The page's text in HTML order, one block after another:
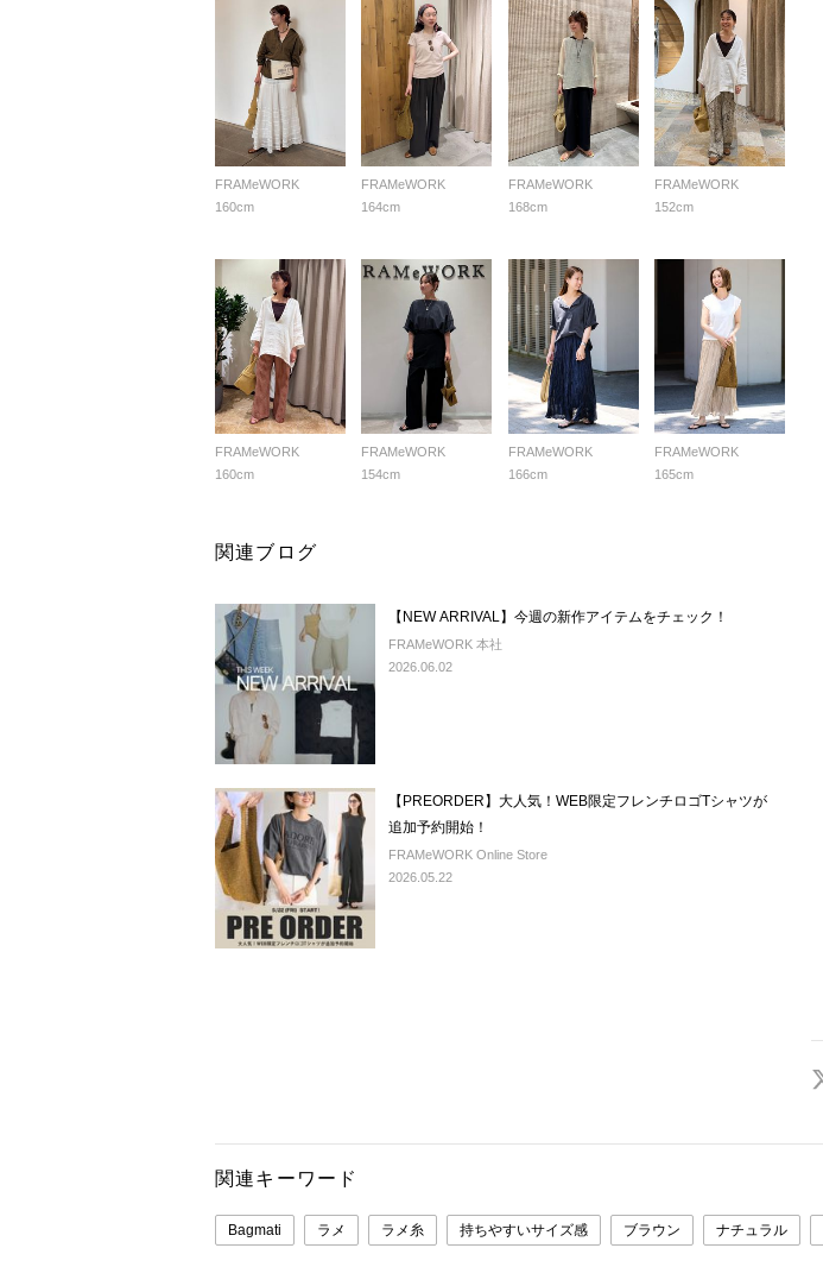
FRAMeWORK
160cm
FRAMeWORK
164cm
FRAMeWORK
168cm
FRAMeWORK
152cm
FRAMeWORK
160cm
FRAMeWORK
154cm
FRAMeWORK
166cm
FRAMeWORK
165cm
関連ブログ
【NEW ARRIVAL】今週の新作アイテムをチェック！
FRAMeWORK 本社
2026.06.02
【PREORDER】大人気！WEB限定フレンチロゴTシャツが
追加予約開始！
FRAMeWORK Online Store
2026.05.22
関連キーワード
Bagmati ラメ ラメ糸 持ちやすいサイズ感 ブラウン ナチュラル